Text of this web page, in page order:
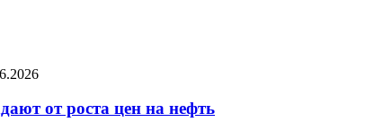
от роста цен на нефть